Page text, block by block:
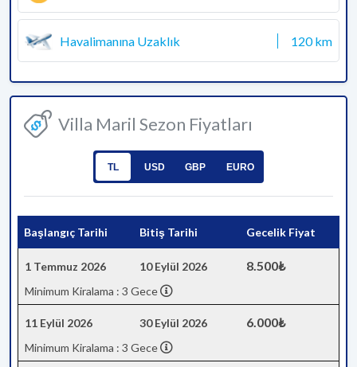
Havalimanına Uzaklık 120 km
Villa Maril Sezon Fiyatları
TL USD GBP EURO
Başlangıç Tarihi Bitiş Tarihi Gecelik Fiyat
1 Temmuz 2026 10 Eylül 2026 8.500₺
Minimum Kiralama : 3 Gece
11 Eylül 2026 30 Eylül 2026 6.000₺
Minimum Kiralama : 3 Gece